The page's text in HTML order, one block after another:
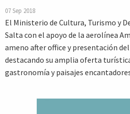
07 Sep 2018
El Ministerio de Cultura, Turismo y
Salta con el apoyo de la aerolínea
ameno after office y presentación
destacando su amplia oferta
gastronomía y paisajes